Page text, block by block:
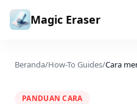
Lewati ke konten
Magic Eraser
Beranda/How-To Guides/Cara
PANDUAN CARA